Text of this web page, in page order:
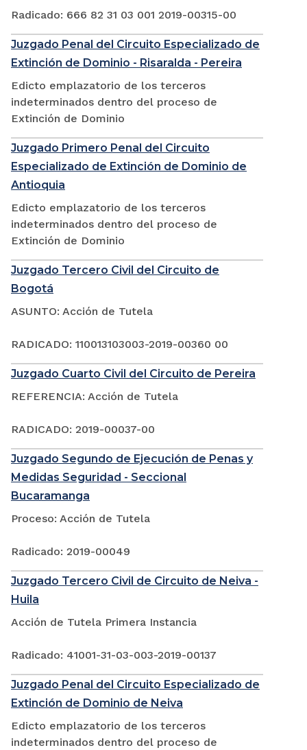
Radicado: 666 82 31 03 001 2019-00315-00
Juzgado Penal del Circuito Especializado de
Extinción de Dominio - Risaralda - Pereira
Edicto emplazatorio de los terceros
indeterminados dentro del proceso de
Extinción de Dominio
Juzgado Primero Penal del Circuito
Especializado de Extinción de Dominio de
Antioquia
Edicto emplazatorio de los terceros
indeterminados dentro del proceso de
Extinción de Dominio
Juzgado Tercero Civil del Circuito de
Bogotá
ASUNTO: Acción de Tutela
RADICADO: 110013103003-2019-00360 00
Juzgado Cuarto Civil del Circuito de Pereira
REFERENCIA: Acción de Tutela
RADICADO: 2019-00037-00
Juzgado Segundo de Ejecución de Penas y
Medidas Seguridad - Seccional
Bucaramanga
Proceso: Acción de Tutela
Radicado: 2019-00049
Juzgado Tercero Civil de Circuito de Neiva -
Huila
Acción de Tutela Primera Instancia
Radicado: 41001-31-03-003-2019-00137
Juzgado Penal del Circuito Especializado de
Extinción de Dominio de Neiva
Edicto emplazatorio de los terceros
indeterminados dentro del proceso de